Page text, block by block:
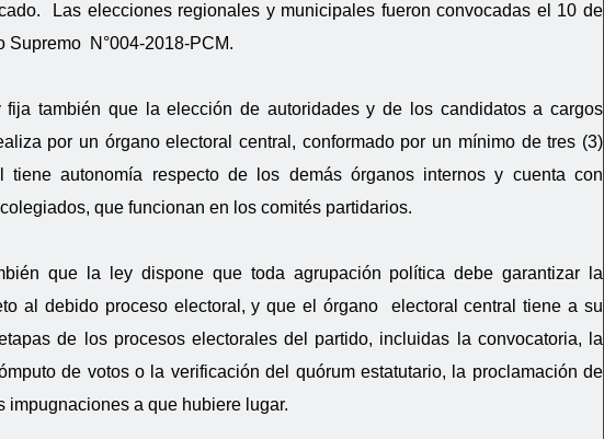
Las elecciones regionales y municipales fueron convocadas el 10 de
Supremo N°004-2018-PCM.
también que la elección de autoridades y de los candidatos a cargos
por un órgano electoral central, conformado por un mínimo de tres (3)
tiene autonomía respecto de los demás órganos internos y cuenta con
que funcionan en los comités partidarios.
que la ley dispone que toda agrupación política debe garantizar la
al debido proceso electoral, y que el órgano electoral central tiene a su
de los procesos electorales del partido, incluidas la convocatoria, la
de votos o la verificación del quórum estatutario, la proclamación de
impugnaciones a que hubiere lugar.